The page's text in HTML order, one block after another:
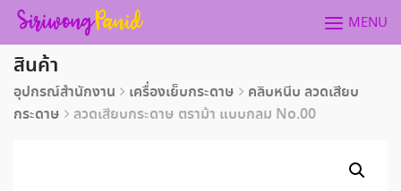
Skip
content
MENU
สินค้า
อุปกรณ์สำนักงาน เครื่องเย็บกระดาษ
คลิบหนีบ ลวดเสียบ
กระดาษ
ลวดเสียบกระดาษ ตราม้า แบบกลม No.00